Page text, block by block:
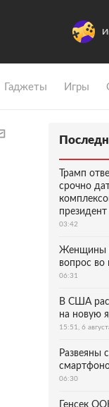
Гаджеты Игры
Трамп
срочно
03:42
Женщины
вопрос во
06:31
В США
на новую
15:51, 6
Развеяны
06:30
Генсек